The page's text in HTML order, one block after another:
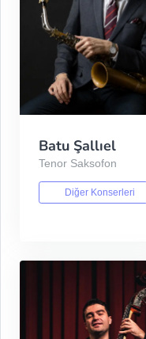
Batu Şallıel
Tenor Saksofon
Diğer Konserleri